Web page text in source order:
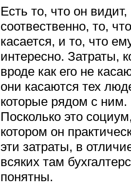
Есть то, что он видит,
соотвественно, то,
касается, и то, что
интересно. Затраты,
вроде как его не
они касаются тех
которые рядом с ним.
Посколько это
котором он
эти затраты, в
всяких там
понятны.